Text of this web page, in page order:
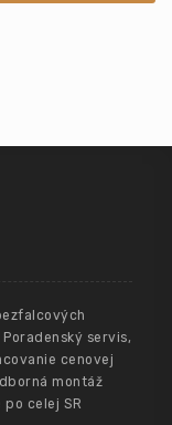
servis,
cenovej
montáž
celej SR